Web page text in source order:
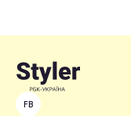
FB